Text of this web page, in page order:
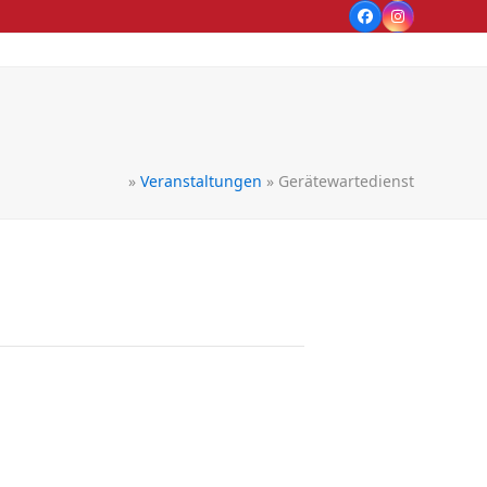
FacebookInstagram
» Veranstaltungen » Gerätewartedienst